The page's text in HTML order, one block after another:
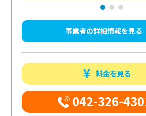
事業者の詳細情報を見る
料金を見る
042-326-